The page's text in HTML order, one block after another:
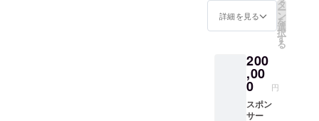
てご連
絡いた
しま
ランド
オープ
ン後の
なりま
す（グ
ランド
オープ
ン２０
１９年
,20L）
◎Snar
k
orks
ウェブ
サイト
上で、
「クラ
ウド
池袋
マー
ト」の
サーで
す。 さ
らに
made in
池袋の
クラフ
詳細を見る
タ
ー
ン
を
選
択
す
る
200
,00
0 円
スポン
サー